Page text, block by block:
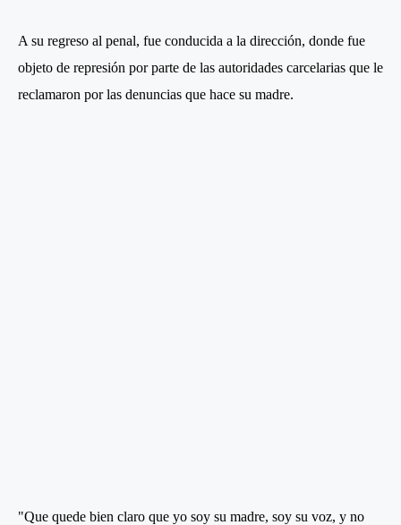
A su regreso al penal, fue conducida a la dirección, donde fue
objeto de represión por parte de las autoridades carcelarias que le
reclamaron por las denuncias que hace su madre.
"Que quede bien claro que yo soy su madre, soy su voz, y no